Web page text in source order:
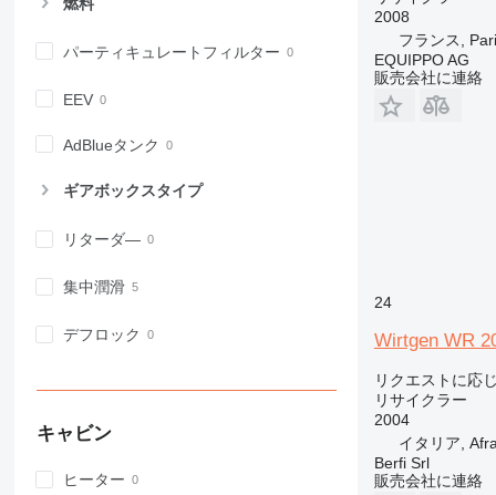
パーティキュレートフィルター
EEV
AdBlueタンク
ギアボックスタイプ
リターダ―
集中潤滑
デフロック
キャビン
ヒーター
2008
フランス,
EQUIPPO AG
販売会社に連絡
24
Wirtgen WR
リクエストに応
リサイクラー
2004
イタリア,
Berfi Srl
販売会社に連絡